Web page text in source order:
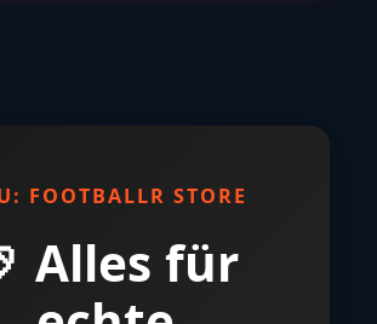
FOOTBALLR STORE
Alles für